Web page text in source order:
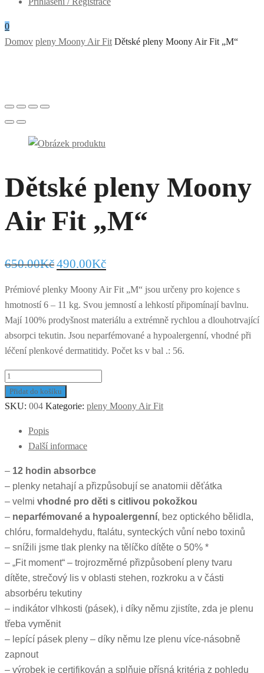
0
Domov pleny Moony Air Fit Dětské pleny Moony Air Fit „M“
Dětské pleny Moony
Air Fit „M“
650.00Kč490.00Kč
Prémiové plenky Moony Air Fit „M“ jsou určeny pro kojence s
hmotností 6 – 11 kg. Svou jemností a lehkostí připomínají bavlnu.
Mají 100% prodyšnost materiálu a extrémně rychlou a dlouhotrvající
absorpci tekutin. Jsou neparfémované a hypoalergenní, vhodné při
léčení plenkové dermatitidy. Počet ks v bal .: 56.
Dětské
pleny
Moony
"M"
množství
Přidat do košíku
SKU: 004 Kategorie: pleny Moony Air Fit
Popis
Další informace
– 12 hodin absorbce
– plenky netahají a přizpůsobují se anatomii děťátka
– velmi vhodné pro děti s citlivou pokožkou
– neparfémované a hypoalergenní, bez optického bělidla,
chlóru, formaldehydu, ftalátu, synteckých vůní nebo toxinů
– snížili jsme tlak plenky na tělíčko dítěte o 50% *
– „Fit moment“ – trojrozměrné přizpůsobení pleny tvaru
dítěte, strečový lis v oblasti stehen, rozkroku a v části
absorbéru tekutiny
– indikátor vlhkosti (pásek), i díky němu zjistíte, zda je plenu
třeba vyměnit
– lepící pásek pleny – díky němu lze plenu více-násobně
zapnout
– výrobek je certifikován a splňuje přísná kritéria z pohledu